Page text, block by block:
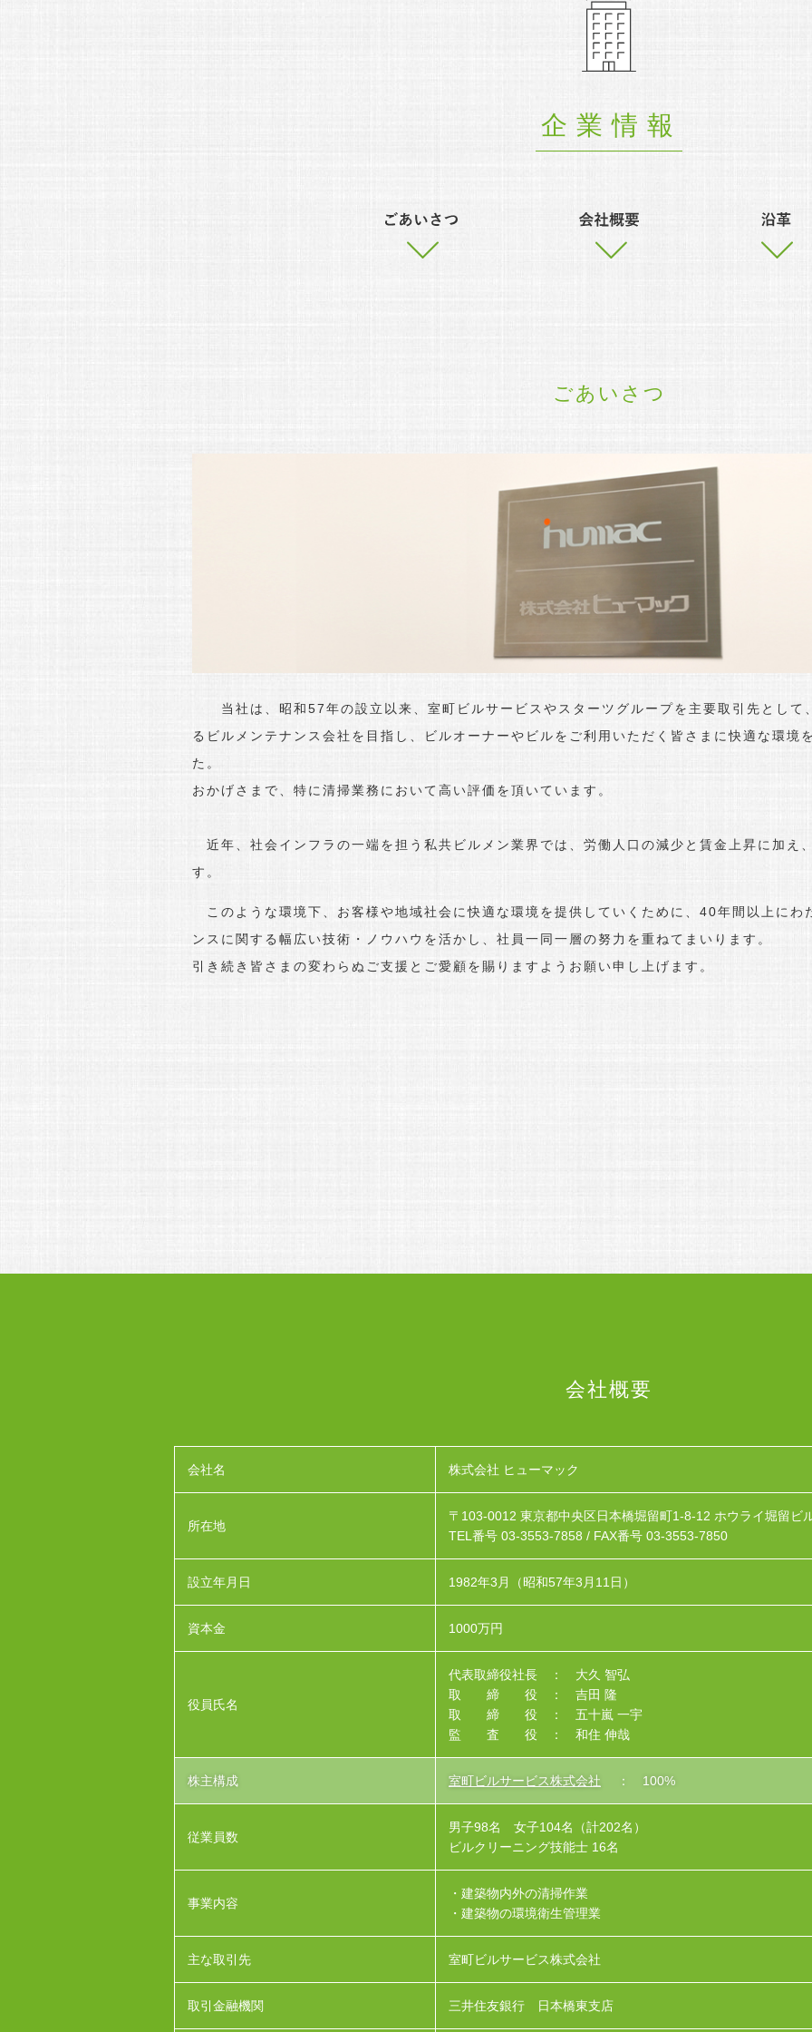
企業情報
ごあいさつ
当社は、昭和57年の設立以来、室町ビルサービスやスターツグループを主要取引先として
るビルメンテナンス会社を目指し、ビルオーナーやビルをご利用いただく皆さまに快適な環境
た。
おかげさまで、特に清掃業務において高い評価を頂いています。
近年、社会インフラの一端を担う私共ビルメン業界では、労働人口の減少と賃金上昇に加え
す。
このような環境下、お客様や地域社会に快適な環境を提供していくために、40年間以上にわ
ンスに関する幅広い技術・ノウハウを活かし、社員一同一層の努力を重ねてまいります。
引き続き皆さまの変わらぬご支援とご愛顧を賜りますようお願い申し上げます。
会社概要
会社名 株式会社 ヒューマック
所在地
〒103-0012 東京都中央区日本橋堀留町1-8-12 ホウライ堀留ビ
TEL番号 03-3553-7858 / FAX番号 03-3553-7850
設立年月日 1982年3月（昭和57年3月11日）
資本金 1000万円
役員氏名
代表取締役社長 ： 大久 智弘
取 締 役 ： 吉田 隆
取 締 役 ： 五十嵐 一宇
監 査 役 ： 和住 伸哉
株主構成 室町ビルサービス株式会社 ： 100%
従業員数
男子98名 女子104名（計202名）
ビルクリーニング技能士 16名
事業内容
・建築物内外の清掃作業
・建築物の環境衛生管理業
主な取引先 室町ビルサービス株式会社
取引金融機関 三井住友銀行 日本橋東支店